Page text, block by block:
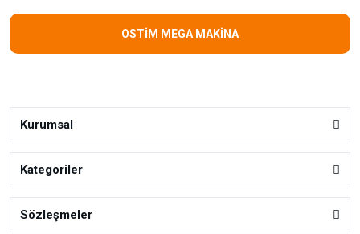
OSTİM MEGA MAKİNA
Kurumsal
Kategoriler
Sözleşmeler